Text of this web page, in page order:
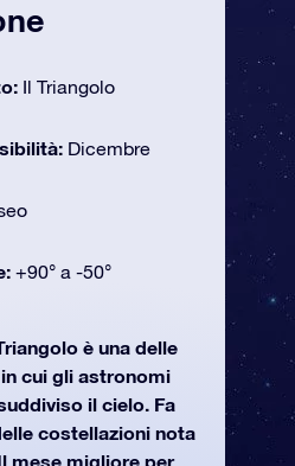
Il Triangolo
Dicembre
+90° a -50°
è una delle
in cui gli astronomi
il cielo. Fa
costellazioni nota
mese migliore per